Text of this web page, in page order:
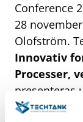
Conference
28
Olofström.
Innovativ
Processer,
presenteras
redan nu